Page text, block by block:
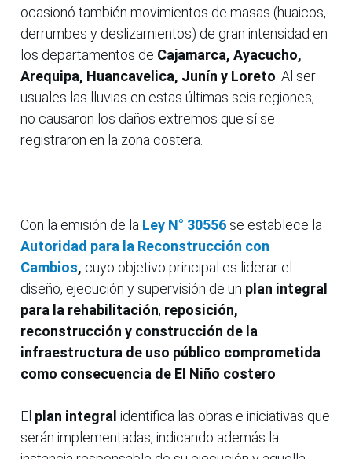
ocasionó también movimientos de masas (huaicos,
derrumbes y deslizamientos) de gran intensidad en
los departamentos de Cajamarca, Ayacucho,
Arequipa, Huancavelica, Junín y Loreto . Al ser
usuales las lluvias en estas últimas seis regiones,
no causaron los daños extremos que sí se
registraron en la zona costera.
Con la emisión de la Ley N° 30556 se establece la
Autoridad para la Reconstrucción con
Cambios, cuyo objetivo principal es liderar el
diseño, ejecución y supervisión de un plan integral
para la rehabilitación, reposición,
reconstrucción y construcción de la
infraestructura de uso público comprometida
como consecuencia de El Niño costero
El plan integral identifica las obras e iniciativas que
serán implementadas, indicando además la